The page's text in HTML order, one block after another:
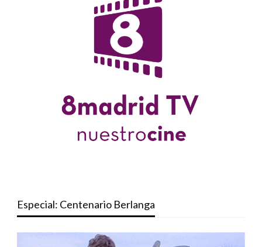
Especial: Centenario Berlanga